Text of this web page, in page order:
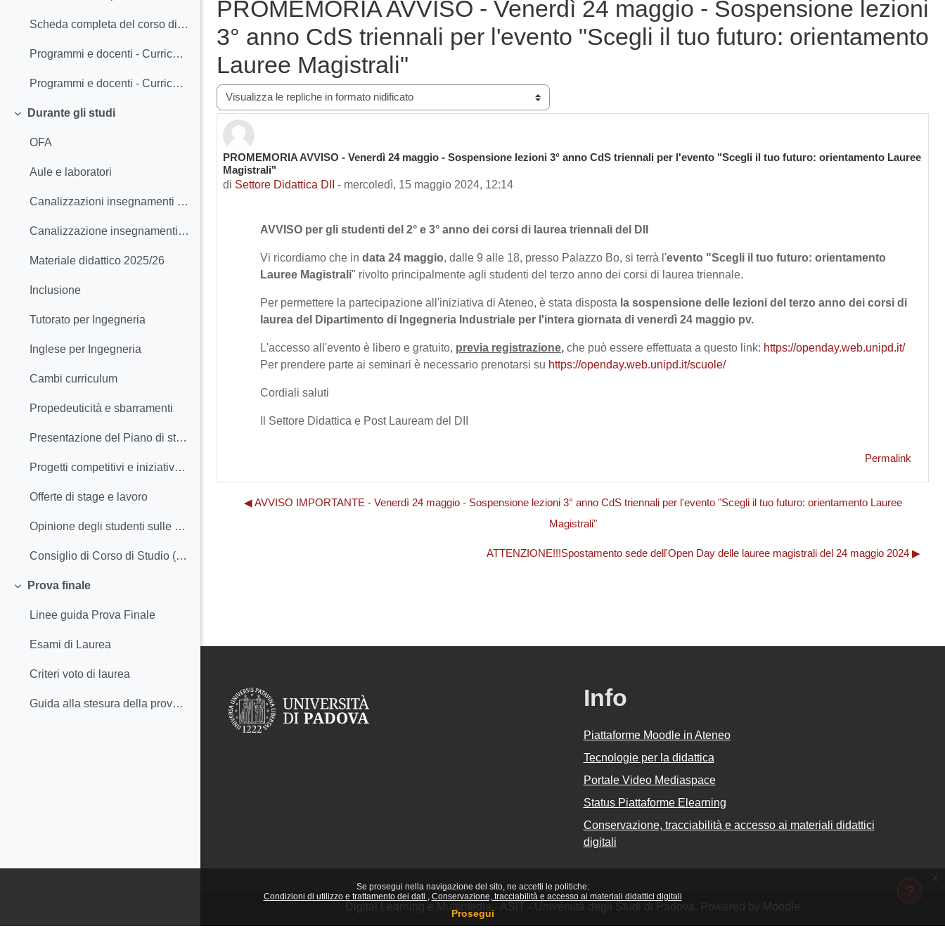
Se prosegui nella navigazione del sito, ne accetti le politiche:
Condizioni di utilizzo e trattamento dei dati
Conservazione, tracciabilità e accesso ai materiali didattici digitali
Prosegui
x
Scheda completa del corso di studio (incluso Regolamento didattico) 2025/26
Programmi e docenti - Curriculum ELETTRICO 2025/26
Programmi e docenti - Curriculum ENERGETICO 2025/26
Minimizza
Durante gli studi
OFA
Aule e laboratori
Canalizzazioni insegnamenti del 1° anno e richieste di cambio canale
Canalizzazione insegnamenti del 2° anno e richieste di cambio canale
Materiale didattico 2025/26
Inclusione
Tutorato per Ingegneria
Inglese per Ingegneria
Cambi curriculum
Propedeuticità e sbarramenti
Presentazione del Piano di studio
Progetti competitivi e iniziative degli studenti
Offerte di stage e lavoro
Opinione degli studenti sulle attività didattiche
Consiglio di Corso di Studio (CCS), inclusi i Rappresentanti degli studenti
Minimizza
Prova finale
Linee guida Prova Finale
Esami di Laurea
Criteri voto di laurea
Guida alla stesura della prova finale
PROMEMORIA AVVISO - Venerdì 24 maggio - Sospensione lezioni
3° anno CdS triennali per l'evento "Scegli il tuo futuro: orientamento
Lauree Magistrali"
Modalità visualizzazione
PROMEMORIA AVVISO - Venerdì 24 maggio - Sospensione lezioni 3° anno CdS triennali per l'evento "Scegli il tuo futuro: orientamento Lauree
Magistrali"
di Settore Didattica DII - mercoledì, 15 maggio 2024, 12:14
Numero di risposte: 0
AVVISO per gli studenti del 2° e 3° anno dei corsi di laurea triennali del DII
Vi ricordiamo che in data 24 maggio, dalle 9 alle 18, presso Palazzo Bo, si terrà l'evento "Scegli il tuo futuro: orientamento
Lauree Magistrali" rivolto principalmente agli studenti del terzo anno dei corsi di laurea triennale.
Per permettere la partecipazione all'iniziativa di Ateneo, è stata disposta la sospensione delle lezioni del terzo anno dei corsi di
laurea del Dipartimento di Ingegneria Industriale per l'intera giornata di venerdì 24 maggio pv.
L'accesso all'evento è libero e gratuito, previa registrazione, che può essere effettuata a questo link: https://openday.web.unipd.it/
Per prendere parte ai seminari è necessario prenotarsi su https://openday.web.unipd.it/scuole/
Cordiali saluti
Il Settore Didattica e Post Lauream del DII
Permalink
◀︎ AVVISO IMPORTANTE - Venerdì 24 maggio - Sospensione lezioni 3° anno CdS triennali per l'evento "Scegli il tuo futuro: orientamento Lauree
Magistrali"
ATTENZIONE!!!Spostamento sede dell'Open Day delle lauree magistrali del 24 maggio 2024 ▶︎
Info
Piattaforme Moodle in Ateneo
Tecnologie per la didattica
Portale Video Mediaspace
Status Piattaforme Elearning
Conservazione, tracciabilità e accesso ai materiali didattici
digitali
Digital Learning e Multimedia - ASIT - Università degli Studi di Padova. Powered by Moodle